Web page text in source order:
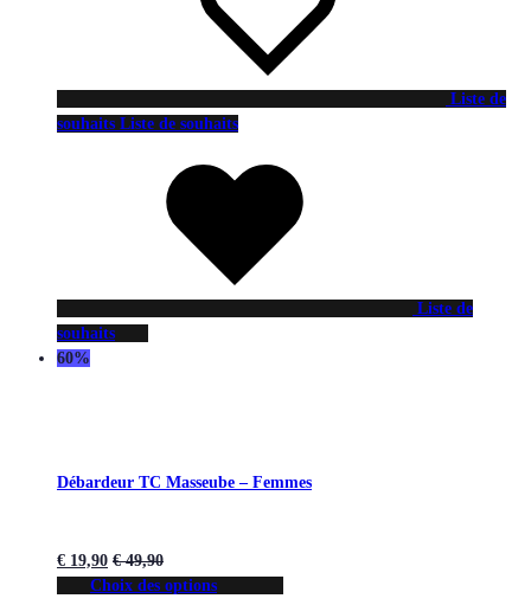
Liste de
souhaits Liste de souhaits
Liste de
souhaits
60%
Débardeur TC Masseube – Femmes
€ 19,90 €49,90
Choix des options